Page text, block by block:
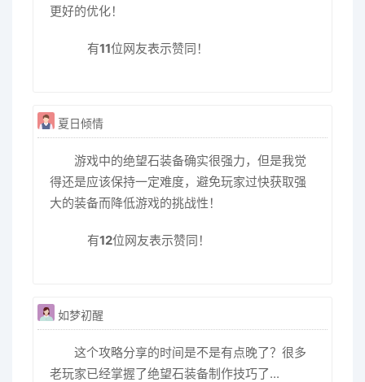
更好的优化！
有11位网友表示赞同！
夏日倾情
游戏中的绝望石装备确实很强力，但是我觉
得还是应该保持一定难度，避免玩家过快获取强
大的装备而降低游戏的挑战性！
有12位网友表示赞同！
如梦初醒
这个攻略分享的时间是不是有点晚了？很多
老玩家已经掌握了绝望石装备制作技巧了...